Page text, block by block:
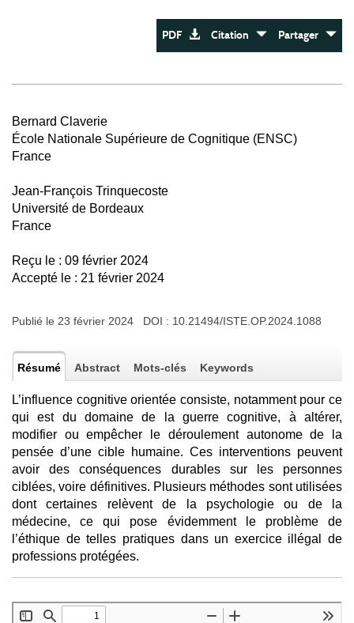
PDF Citation Partager
Bernard Claverie
École Nationale Supérieure de Cognitique (ENSC)
France
Jean-François Trinquecoste
Université de Bordeaux
France
Reçu le : 09 février 2024
Accepté le : 21 février 2024
Publié le 23 février 2024 DOI : 10.21494/ISTE.OP.2024.1088
Résumé Abstract Mots-clés Keywords
L’influence cognitive orientée consiste, notamment pour ce
qui est du domaine de la guerre cognitive, à altérer,
modifier ou empêcher le déroulement autonome de la
pensée d’une cible humaine. Ces interventions peuvent
avoir des conséquences durables sur les personnes
ciblées, voire définitives. Plusieurs méthodes sont utilisées
dont certaines relèvent de la psychologie ou de la
médecine, ce qui pose évidemment le problème de
l’éthique de telles pratiques dans un exercice illégal de
professions protégées.